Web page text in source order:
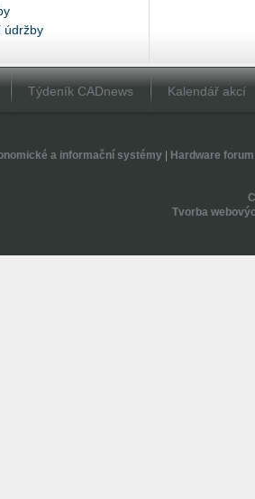
údržby
Týdeník CADnews Kalendář akcí
a informační systémy| Hardware forum
Tvorba